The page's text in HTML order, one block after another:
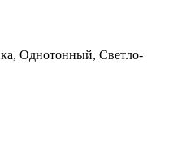
Однотонный, Светло-